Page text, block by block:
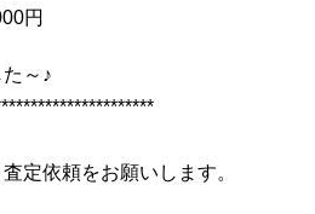
円
～♪
定依頼をお願いします。